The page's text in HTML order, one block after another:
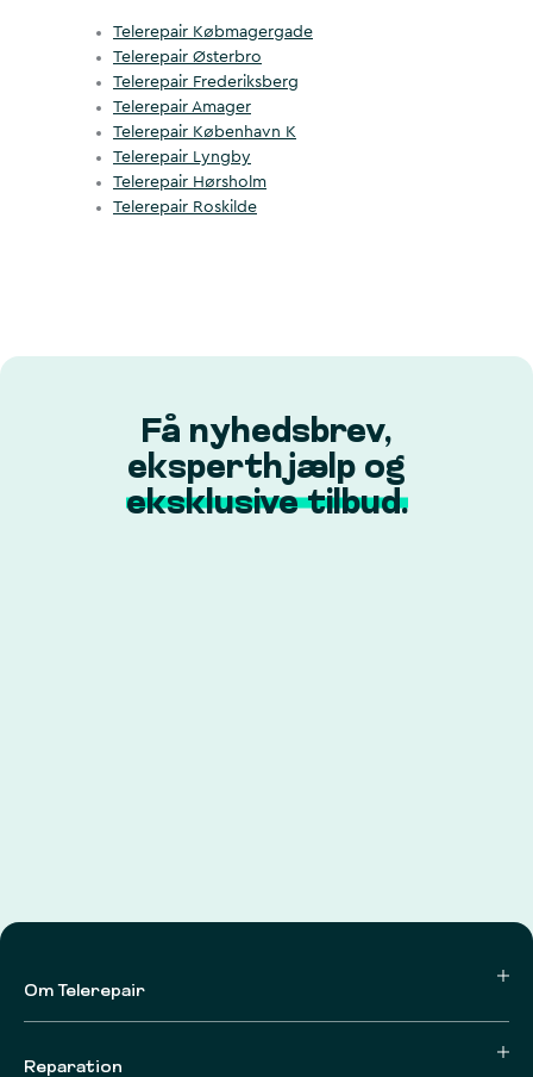
Telerepair Købmagergade
Telerepair Østerbro
Telerepair Frederiksberg
Telerepair Amager
Telerepair København K
Telerepair Lyngby
Telerepair Hørsholm
Telerepair Roskilde
Få nyhedsbrev,
eksperthjælp og
eksklusive tilbud.
Om Telerepair
Reparation